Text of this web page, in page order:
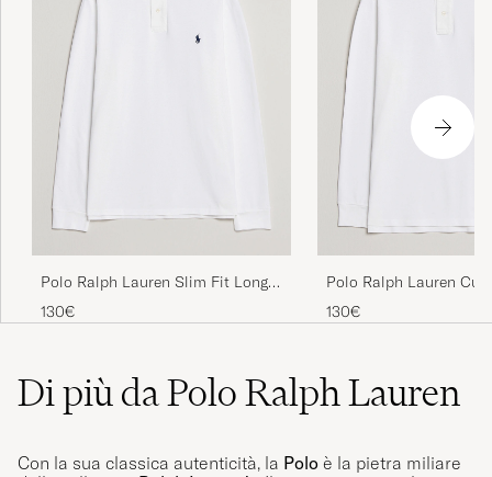
Polo Ralph Lauren Slim Fit Long
Sleeve Polo White
130€
Polo Ralph Lauren
Fit Long Sleeve Polo
130€
Di più da Polo Ralph Lauren
Con la sua classica autenticità, la Polo è la pietra miliare